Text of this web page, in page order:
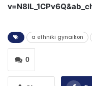
a ethniki gynaikon
0